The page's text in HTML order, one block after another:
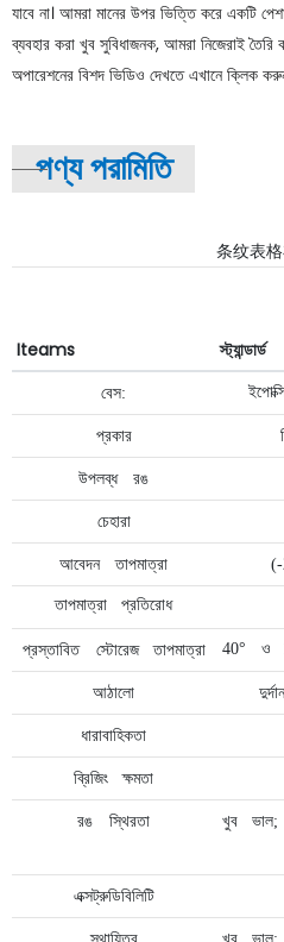
যাবে না। আমরা মানের উপর ভিত্তি করে একটি
ব্যবহার করা খুব সুবিধাজনক, আমরা নিজেরাই তৈরি
অপারেশনের বিশদ ভিডিও দেখতে এখানে ক্লিক
পণ্য পরামিতি
条纹表
Iteams স্ট্যান্ডার্ড
বেস:
প্রকার
উপলব্ধ রঙ
চেহারা
আবেদন তাপমাত্রা (-
তাপমাত্রা প্রতিরোধ
প্রস্তাবিত স্টোরেজ তাপমাত্রা 40° ও
আঠালো
ধারাবাহিকতা
ব্রিজিং ক্ষমতা
রঙ
স্থিরতা খুব ভাল;
এক্সট্রুডিবিলিটি